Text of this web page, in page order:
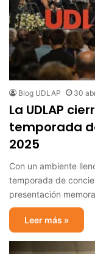
Blog UDLAP 30
La UDLAP
temporada
2025
Con un ambiente
temporada de
presentación
Leer más »